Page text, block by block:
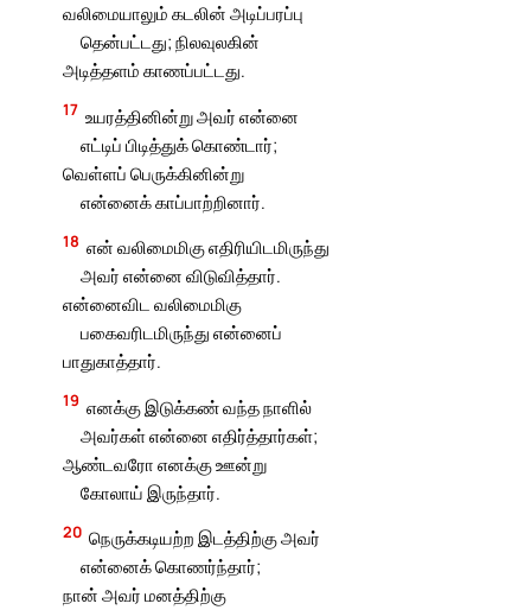
வலிமையாலும் கடலின் அடிப்பரப்பு
தென்பட்டது; நிலவுலகின்
அடித்தளம் காணப்பட்டது.
17 உயரத்தினின்று அவர் என்னை
எட்டிப் பிடித்துக் கொண்டார்;
வெள்ளப் பெருக்கினின்று
என்னைக் காப்பாற்றினார்.
18 என் வலிமைமிகு எதிரியிடமிருந்து
அவர் என்னை விடுவித்தார்.
என்னைவிட வலிமைமிகு
பகைவரிடமிருந்து என்னைப்
பாதுகாத்தார்.
19 எனக்கு இடுக்கண் வந்த நாளில்
அவர்கள் என்னை எதிர்த்தார்கள்;
ஆண்டவரோ எனக்கு ஊன்று
கோலாய் இருந்தார்.
20 நெருக்கடியற்ற இடத்திற்கு அவர்
என்னைக் கொணர்ந்தார்;
நான் அவர் மனத்திற்கு